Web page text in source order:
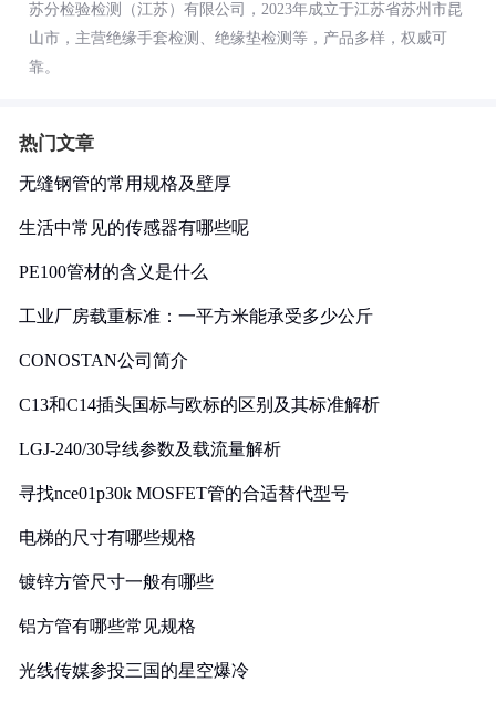
苏分检验检测（江苏）有限公司，2023年成立于江苏省苏州市昆
山市，主营绝缘手套检测、绝缘垫检测等，产品多样，权威可
靠。
热门文章
无缝钢管的常用规格及壁厚
生活中常见的传感器有哪些呢
PE100管材的含义是什么
工业厂房载重标准：一平方米能承受多少公斤
CONOSTAN公司简介
C13和C14插头国标与欧标的区别及其标准解析
LGJ-240/30导线参数及载流量解析
寻找nce01p30k MOSFET管的合适替代型号
电梯的尺寸有哪些规格
镀锌方管尺寸一般有哪些
铝方管有哪些常见规格
光线传媒参投三国的星空爆冷